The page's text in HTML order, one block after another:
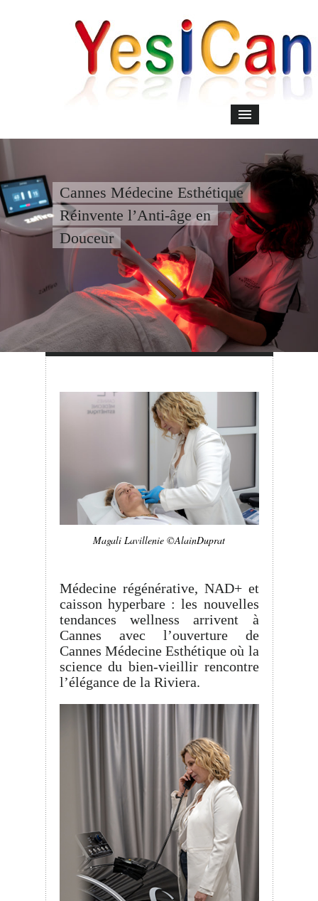
Cannes Médecine Esthétique
Réinvente l’Anti-âge en
Douceur
Magali Lavillenie ©AlainDuprat
Médecine régénérative, NAD+ et
caisson hyperbare : les nouvelles
tendances wellness arrivent à
Cannes avec l’ouverture de
Cannes Médecine Esthétique où la
science du bien-vieillir rencontre
l’élégance de la Riviera.